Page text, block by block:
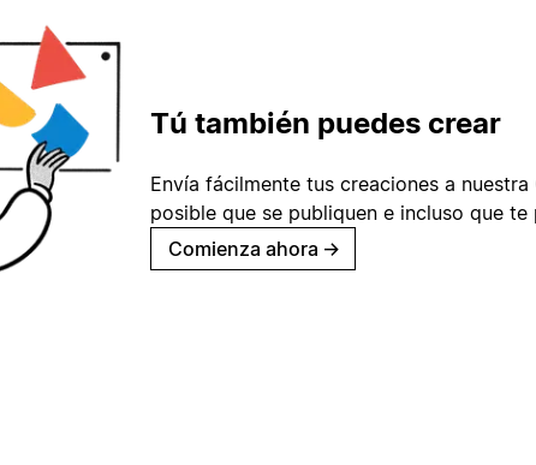
Tú también puedes crear
Envía fácilmente tus creaciones a
posible que se publiquen e incluso que te
Comienza ahora →